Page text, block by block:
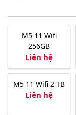
M5 11 Wifi
256GB
Liên hệ
M5 11 Wifi 2 TB
Liên hệ